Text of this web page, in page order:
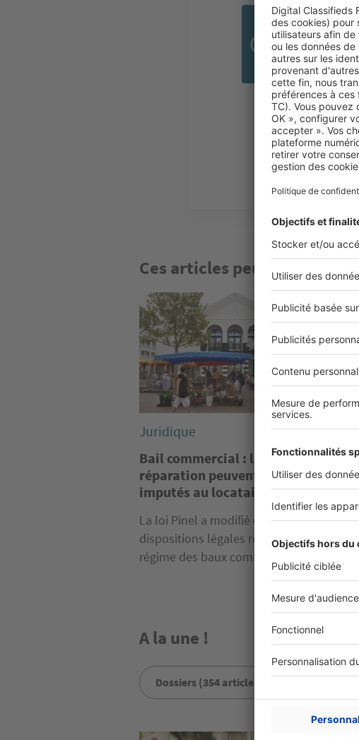
Articles
Ces articles peuvent vous
Image
Juridique
Bail commercial : les travaux de
réparation peuvent-ils être
imputés au locataire ?
La loi Pinel a modifié certaines
dispositions légales relatives au
régime des baux commerciaux et...
A la une !
Dossiers (354 articles)